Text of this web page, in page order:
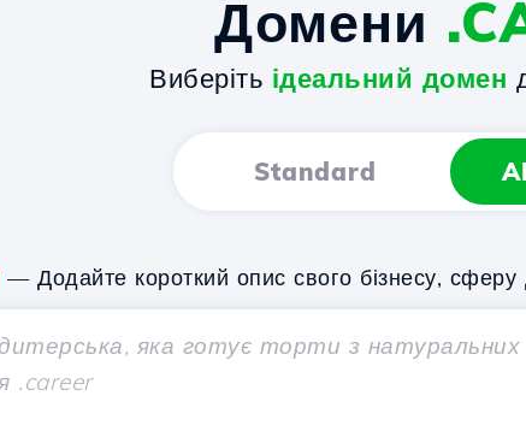
Домени
Виберіть ідеальний домен
Standard
— Додайте короткий опис свого бізнесу, сферу